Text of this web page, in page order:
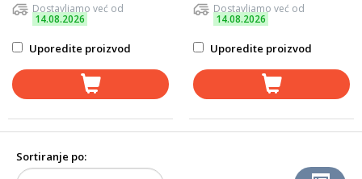
Dostavljamo već od
14.08.2026
Uporedite proizvod
Dostavljamo već od
14.08.2026
Uporedite proizvod
Sortiranje po: